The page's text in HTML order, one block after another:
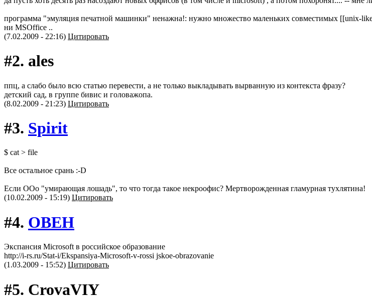
программа "эмуляция печатной машинки" ненажна!: нужно множество маленьких совместимых [[unix-
ни MSOffice ..
(7.02.2009 - 22:16) Цитировать
#2. ales
ппц, а слабо было всю статью перевести, а не только выкладывать вырванную из контекста фразу?
детский сад, в группе бивис и головажопа.
(8.02.2009 - 21:23) Цитировать
#3. Spirit
$ cat > file
Все остальное срань :-D
Если ООо "умирающая лошадь", то что тогда такое некроофис? Мертворожденная гламурная тухлятина!
(10.02.2009 - 15:19) Цитировать
#4. OBEH
Экспансия Microsoft в российское образование
http://i-rs.ru/Stat-i/Ekspansiya-Microsoft-v-rossi jskoe-obrazovanie
(1.03.2009 - 15:52) Цитировать
#5. СrovaVIY